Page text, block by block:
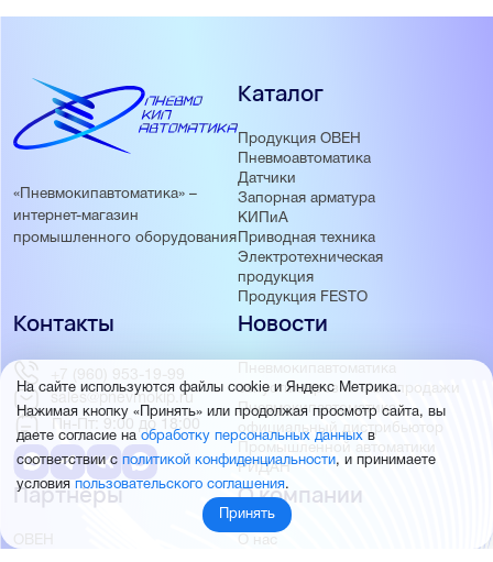
«Пневмокипавтоматика» –
интернет-магазин
промышленного оборудования
Каталог
Продукция ОВЕН
Пневмоавтоматика
Датчики
Запорная арматура
КИПиА
Приводная техника
Электротехническая
продукция
Продукция FESTO
Новости
Пневмокипавтоматика
запустила розничные продажи
Пневмокипавтоматика –
официальный дистрибьютор
Промышленной автоматики
РИДАН
Партнёры
ОВЕН
О компании
О нас
Контакты
+7 (960) 953-19-99
sales@pnevmokip.ru
Пн-Пт: 9:00 до 18:00
На сайте используются файлы cookie и Яндекс Метрика.
Нажимая кнопку «Принять» или продолжая просмотр сайта, вы
даете согласие наобработку персональных данных в
соответствии с политикой конфиденциальности, и принимаете
условия пользовательского соглашения.
Принять